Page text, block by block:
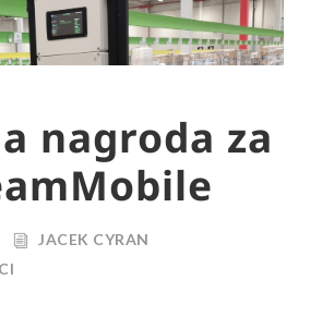
nagroda za
JACEK CYRAN